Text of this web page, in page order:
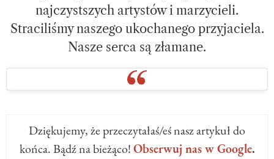
najczystszych artystów i marzycieli.
Straciliśmy naszego ukochanego przyjaciela.
Nasze serca są złamane.
Dziękujemy, że przeczytałaś/eś nasz artykuł do
końca. Bądź na bieżąco!Obserwuj nas w Google.